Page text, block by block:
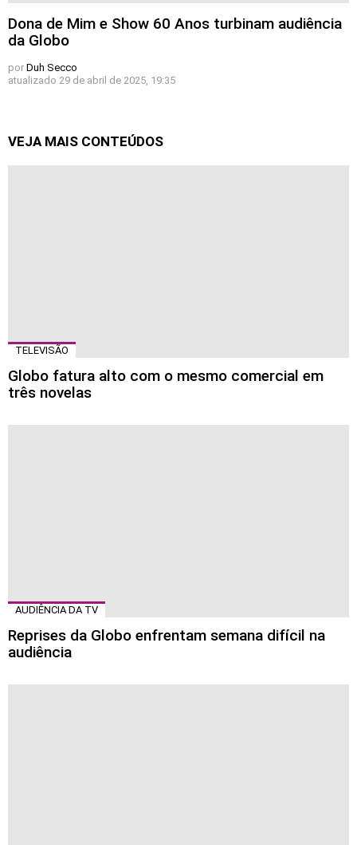
Dona de Mim e Show 60 Anos turbinam audiência
da Globo
por Duh Secco
atualizado 29 de abril de 2025, 19:35
VEJA MAIS CONTEÚDOS
TELEVISÃO
Globo fatura alto com o mesmo comercial em
três novelas
AUDIÊNCIA DA TV
Reprises da Globo enfrentam semana difícil na
audiência